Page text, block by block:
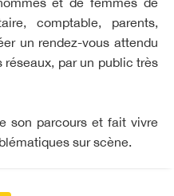
comptable, parents,
un rendez-vous attendu
par un public très
son parcours et fait vivre
sur scène.